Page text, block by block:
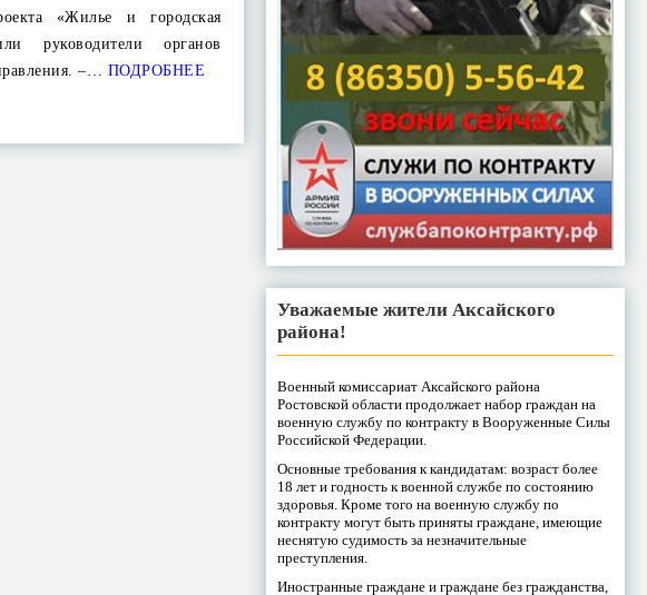
«Жилье и городская
руководители органов
–… ПОДРОБНЕЕ
Уважаемые жители Аксайского
района!
Военный комиссариат Аксайского района
Ростовской области продолжает набор граждан на
военную службу по контракту в Вооруженные Силы
Российской Федерации.
Основные требования к кандидатам: возраст более
18 лет и годность к военной службе по состоянию
здоровья. Кроме того на военную службу по
контракту могут быть приняты граждане, имеющие
неснятую судимость за незначительные
преступления.
Иностранные граждане и граждане без гражданства,